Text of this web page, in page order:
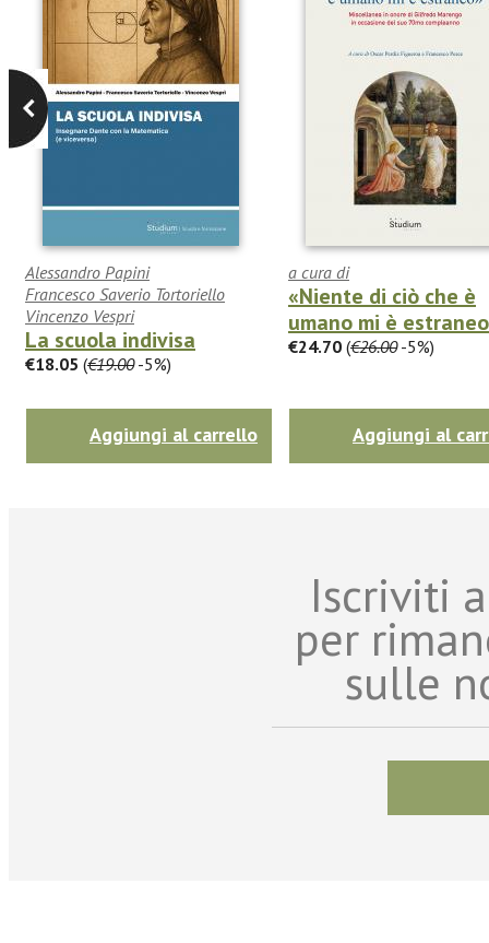
Alessandro Papini
Francesco Saverio Tortoriello
Vincenzo Vespri
La scuola indivisa
€18.05 (€19.00-5%)
Aggiungi al carrello
a cura di
«Niente di ciò che è
umano mi è
€24.70 (€26.00-5%)
Aggiungi al
Iscriviti
per
sulle